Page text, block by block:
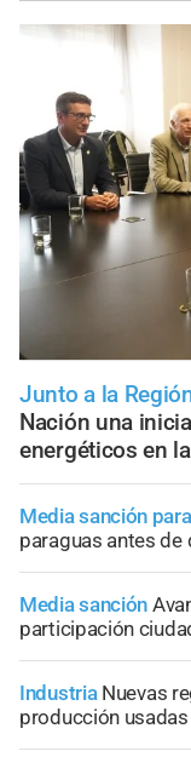
Junto a la
Nación una
energéticos en
Media sanción
paraguas antes de
Media sanción
participación
Industria Nuevas
producción